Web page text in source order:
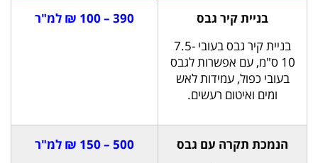
בניית קיר גבס
בניית קיר גבס בעובי 7.5-
10 ס"מ, עם אפשרות לגבס
בעובי כפול, עמידות לאש
ומים ואיטום רעשים.
390 – 100 ₪ למ"ר
הנמכת תקרה עם גבס
500 – 150 ₪ למ"ר